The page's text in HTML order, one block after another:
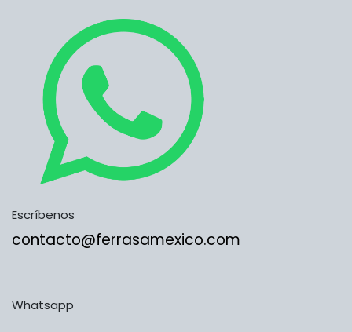
Escríbenos
contacto@ferrasamexico.com
Whatsapp